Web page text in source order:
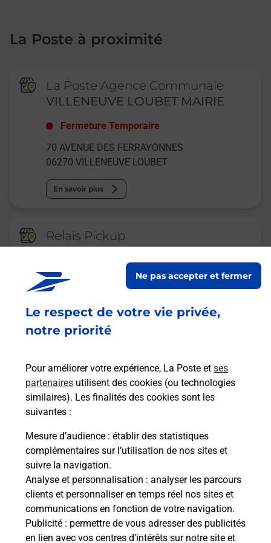
Le respect de votre vie privée,
notre priorité
Pour améliorer votre expérience, La Poste et ses
partenaires utilisent des cookies (ou technologies
similaires). Les finalités des cookies sont les
suivantes :
Mesure d’audience : établir des statistiques
complémentaires sur l’utilisation de nos sites et
suivre la navigation.
Analyse et personnalisation : analyser les parcours
clients et personnaliser en temps réel nos sites et
communications en fonction de votre navigation.
Publicité : permettre de vous adresser des publicités
en lien avec vos centres d’intérêts sur notre site et
Ne pas accepter et fermer
La Poste à proximité
La Poste Agence Communale
VILLENEUVE LOUBET MAIRIE
Fermeture Temporaire
70 AVENUE DES FERRAYONNES
06270 VILLENEUVE LOUBET
En savoir plus
Relais Pickup
ASSISTANCES SECRETARIAT
2 RUE DE LA CHAPELLE
06270 VILLENEUVE LOUBET
Malin !
La Poste
en ligne
Ouvert 24h/24
En savoir plus